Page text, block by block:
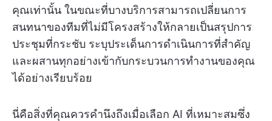
คุณเท่านั้น ในขณะที่บางบริการสามารถเปลี่ยนการ
สนทนาของทีมที่ไม่มีโครงสร้างให้กลายเป็นสรุปการ
ประชุมที่กระชับ ระบุประเด็นการดำเนินการที่สำคัญ
และผสานทุกอย่างเข้ากับกระบวนการทำงานของคุณ
ได้อย่างเรียบร้อย
นี่คือสิ่งที่คุณควรคำนึงถึงเมื่อเลือก AI ที่เหมาะสมซึ่ง